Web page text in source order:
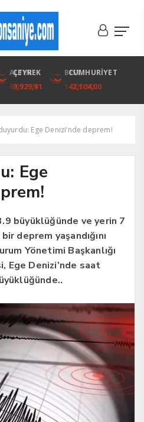
ALTIN
6,073,34
BIST
1.720,92
ÇEYREK
9,929,91
CUMHURİYET
42,104,00
Ege Denizi’nde deprem!
Ege
büyüklüğünde ve yerin 7
deprem yaşandığını
Yönetimi Başkanlığı
Ege Denizi’nde saat